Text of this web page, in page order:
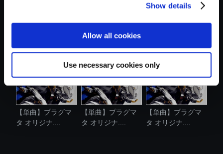
Show details
Allow all cookies
Use necessary cookies only
タ オリジナ....
タ オリジナ....
タ オリジナ....
【単曲】プラグマ
タ オリジナ....
【単曲】プラグマ
タ オリジナ....
【単曲】プラグマ
タ オリジナ....